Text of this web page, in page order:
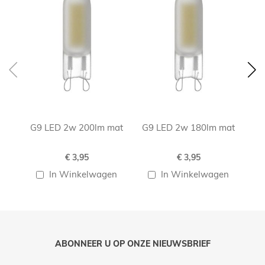
G9 LED 2w 200lm mat
€ 3,95
In Winkelwagen
G9 LED 2w 180lm mat
€ 3,95
In Winkelwagen
ABONNEER U OP ONZE NIEUWSBRIEF